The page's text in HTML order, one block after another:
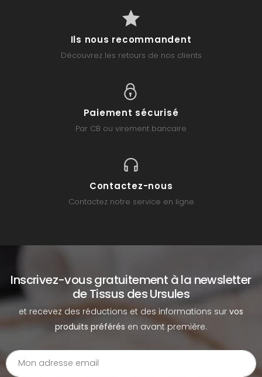
Ils nous recommandent
Découvrez les retours de nos clients
Paiement sécurisé
Par CB ou virement bancaire
Contactez-nous
Contactez notre service en ligne
Inscrivez-vous gratuitement à la newsletter
de Tissus des Ursules
et recevez des réductions et des informations sur vos
produits préférés en avant première.